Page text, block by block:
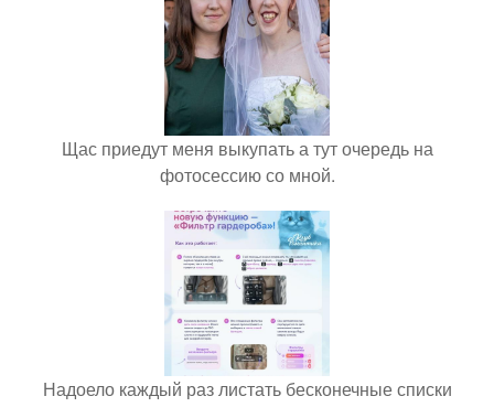
Щас приедут меня выкупать а тут очередь на
фотосессию со мной.
Надоело каждый раз листать бесконечные списки